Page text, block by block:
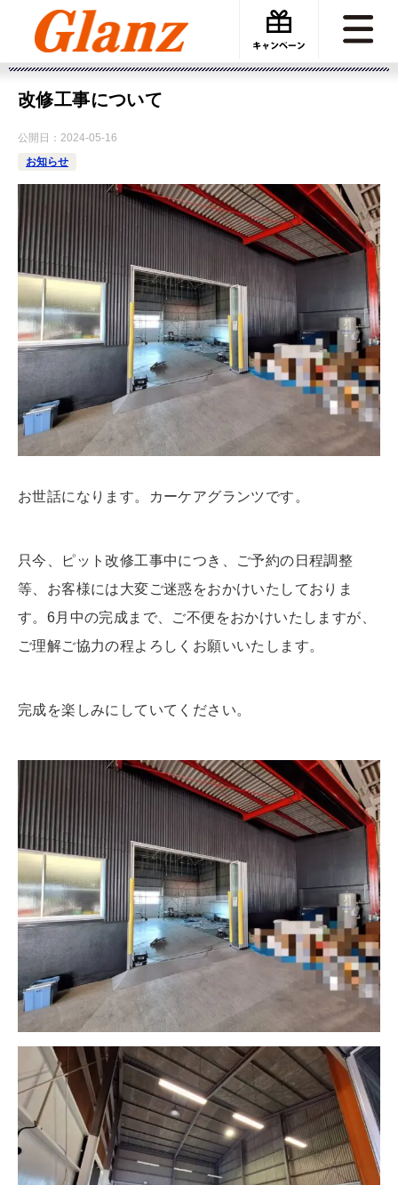
カーケアグランツ お知らせ 改修工事について
改修工事について
公開日： 2024-05-16
お知らせ
お世話になります。カーケアグランツです。
只今、ピット改修工事中につき、ご予約の日程調整
等、お客様には大変ご迷惑をおかけいたしておりま
す。6月中の完成まで、ご不便をおかけいたしますが、
ご理解ご協力の程よろしくお願いいたします。
完成を楽しみにしていてください。